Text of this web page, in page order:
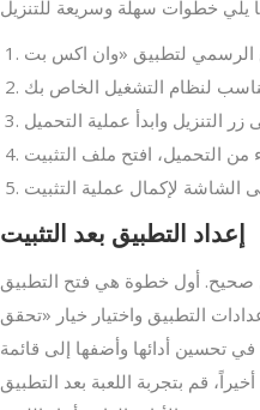
إعداد التطبيق بعد التثبيت
صحيح. أول خطوة هي فتح التطبيق
التطبيق واختيار خيار «تحقق
تحسين أدائها وأضفها إلى قائمة
قم بتجربة اللعبة بعد التطبيق